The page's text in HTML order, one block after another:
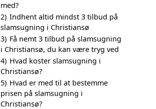
med?
2) Indhent altid mindst 3 tilbud på
slamsugning i Christiansø
3) Få nemt 3 tilbud på slamsugning
i Christiansø, du kan være tryg ved
4) Hvad koster slamsugning i
Christiansø?
5) Hvad er med til at bestemme
prisen på slamsugning i
Christiansø?